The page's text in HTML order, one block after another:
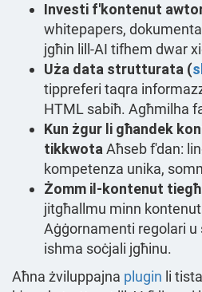
Investi f'kontenut
whitepapers,
jgħin lill-AI tifhem dwar
Uża data strutturata (
tippreferi taqra
HTML sabiħ. Agħmilha
Kun żgur li għandek
tikkwota Aħseb f'dan:
kompetenza unika,
Żomm il-kontenut
jitgħallmu minn
Aġġornamenti regolari u
ishma soċjali jgħinu.
Aħna żviluppajna plugin li